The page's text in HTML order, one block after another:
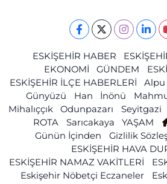
ESKİŞEHİR HABER
EKONOMİ
GÜNDEM
ESKİŞEHİR İLÇE HABERLERİ
Alpu
Günyüzü
Han İnönü
Mihalıççık
Odunpazarı Seyitgazi
ROTA
Sarıcakaya YAŞAM
Günün İçinden
Gizlilik
ESKİŞEHİR HAVA
ESKİŞEHİR NAMAZ VAKİTLERİ
Eskişehir Nöbetçi Eczaneler